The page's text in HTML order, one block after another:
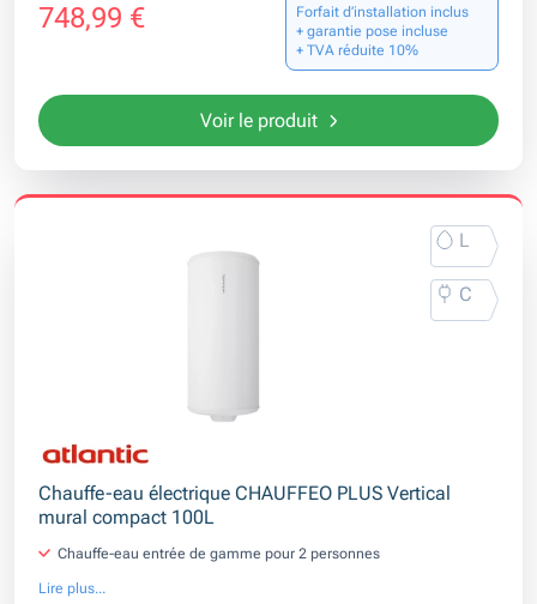
748,99 €
Forfait d’installation inclus
+ garantie pose incluse
+ TVA réduite 10%
Voir le produit
L
C
Chauffe-eau électrique CHAUFFEO PLUS Vertical
mural compact 100L
Chauffe-eau entrée de gamme pour 2 personnes
Lire plus...